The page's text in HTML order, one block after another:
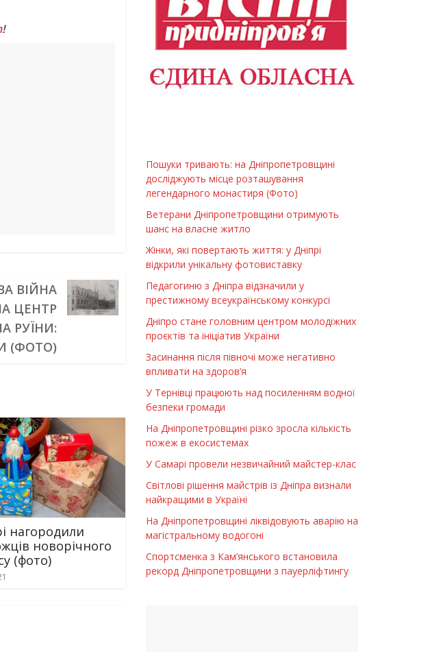
!
ВІЙНА
ЦЕНТР
РУЇНИ:
(ФОТО)
нагородили
новорічного
(фото)
Пошуки тривають: на Дніпропетровщині
досліджують місце розташування
легендарного монастиря (Фото)
Ветерани Дніпропетровщини отримують
шанс на власне житло
Жінки, які повертають життя: у Дніпрі
відкрили унікальну фотовиставку
Педагогиню з Дніпра відзначили у
престижному всеукраїнському конкурсі
Дніпро стане головним центром молодіжних
проєктів та ініціатив України
Засинання після півночі може негативно
впливати на здоров’я
У Тернівці працюють над посиленням водної
безпеки громади
На Дніпропетровщині різко зросла кількість
пожеж в екосистемах
У Самарі провели незвичайний майстер-клас
Світлові рішення майстрів із Дніпра визнали
найкращими в Україні
На Дніпропетровщині ліквідовують аварію на
магістральному водогоні
Спортсменка з Кам’янського встановила
рекорд Дніпропетровщини з пауерліфтингу